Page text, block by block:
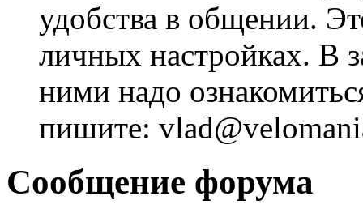
удобства в общении.
личных настройках. В
ними надо
пишите:
Сообщение форума